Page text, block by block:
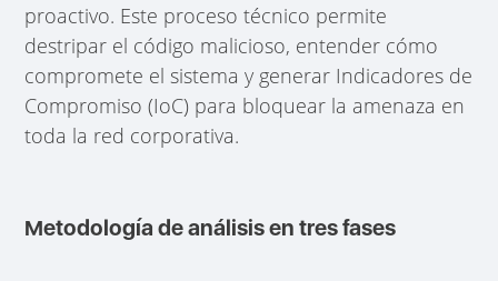
proactivo. Este proceso técnico permite
destripar el código malicioso, entender cómo
compromete el sistema y generar Indicadores de
Compromiso (IoC) para bloquear la amenaza en
toda la red corporativa.
Metodología de análisis en tres fases